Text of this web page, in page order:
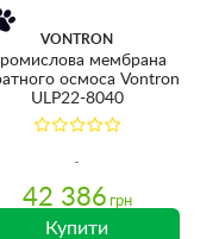
VONTRON
мембрана
осмоса Vontron
ULP22-8040
42 386 грн
Купити